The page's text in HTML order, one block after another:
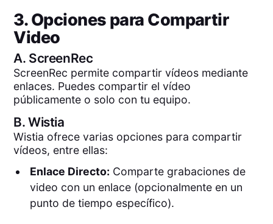
3. Opciones para Compartir
Video
A. ScreenRec
ScreenRec permite compartir vídeos mediante
enlaces. Puedes compartir el vídeo
públicamente o solo con tu equipo.
B.Wistia
Wistia ofrece varias opciones para compartir
vídeos, entre ellas:
Enlace Directo: Comparte grabaciones de
video con un enlace (opcionalmente en un
punto de tiempo específico).